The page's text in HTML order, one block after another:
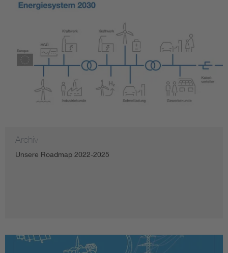
Archiv
Unsere Roadmap 2022-2025